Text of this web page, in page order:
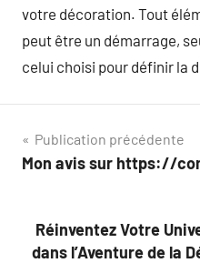
votre décoration. Tout
peut être un démarrage,
celui choisi pour définir la
Navigation
de
Publication précédente
Mon avis sur https://
Réinventez Votre
dans l’Aventure de la